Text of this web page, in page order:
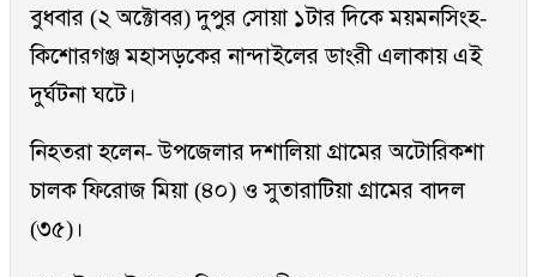
বুধবার (২ অক্টোবর) দুপুর সোয়া ১টার দিকে ময়মনসিংহ-
কিশোরগঞ্জ মহাসড়কের নান্দাইলের ডাংরী এলাকায় এই
দুর্ঘটনা ঘটে।
নিহতরা হলেন- উপজেলার দশালিয়া গ্রামের অটোরিকশা
চালক ফিরোজ মিয়া (৪০) ও সুতারাটিয়া গ্রামের বাদল
(৩৫)।